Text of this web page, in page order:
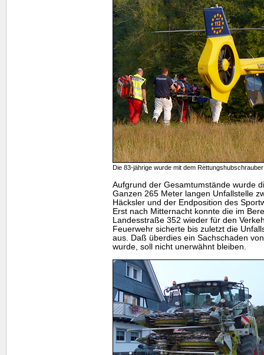
Die 83-jährige wurde mit dem
Aufgrund der Gesamtumstände wurde
Ganzen 265 Meter langen Unfallstelle
Häcksler und der Endposition des
Erst nach Mitternacht konnte die im
Landesstraße 352 wieder für den
Feuerwehr sicherte bis zuletzt die
aus. Daß überdies ein Sachschaden
wurde, soll nicht unerwähnt bleiben.